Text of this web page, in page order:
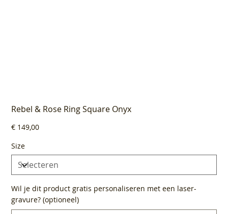
Rebel & Rose Ring Square Onyx
Prijs
€ 149,00
Size
Wil je dit product gratis personaliseren met een laser-
gravure? (optioneel)